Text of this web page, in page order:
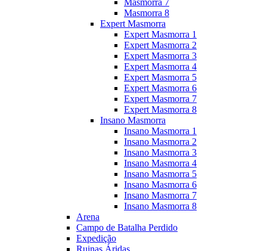
Masmorra 7
Masmorra 8
Expert Masmorra
Expert Masmorra 1
Expert Masmorra 2
Expert Masmorra 3
Expert Masmorra 4
Expert Masmorra 5
Expert Masmorra 6
Expert Masmorra 7
Expert Masmorra 8
Insano Masmorra
Insano Masmorra 1
Insano Masmorra 2
Insano Masmorra 3
Insano Masmorra 4
Insano Masmorra 5
Insano Masmorra 6
Insano Masmorra 7
Insano Masmorra 8
Arena
Campo de Batalha Perdido
Expedição